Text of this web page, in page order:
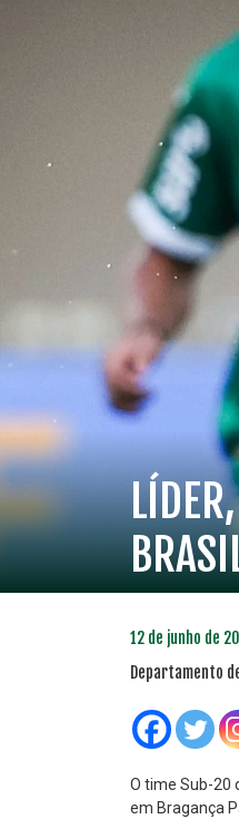
12 de junho de
Departamento
O time Sub-20
em Bragança